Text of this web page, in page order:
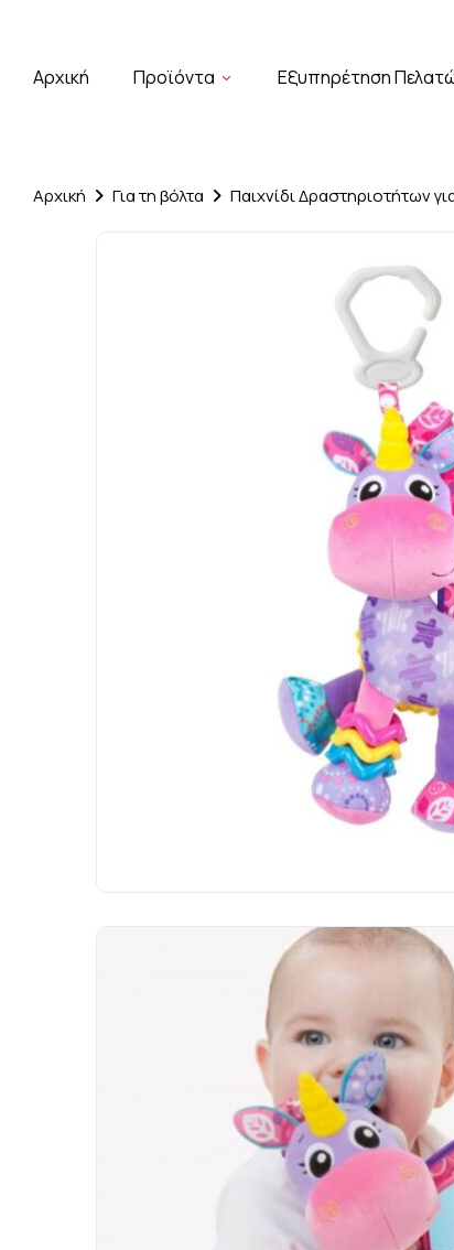
Αρχική Προϊόντα Εξυπηρέτηση
Αρχική Για τη βόλτα Παιχνίδι Δραστηριοτήτων